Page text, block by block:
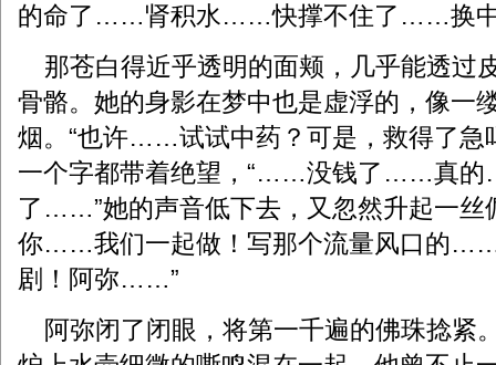
的命了……肾积水……快撑不住了……换中
那苍白得近乎透明的面颊，几乎能透过
骨骼。她的身影在梦中也是虚浮的，像一
烟。“也许……试试中药？可是，救得了急
一个字都带着绝望，“……没钱了……真
了……”她的声音低下去，又忽然升起一丝
你……我们一起做！写那个流量风口的
剧！阿弥……”
阿弥闭了闭眼，将第一千遍的佛珠捻紧